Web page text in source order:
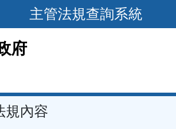
主管法規查詢系統
府
規內容